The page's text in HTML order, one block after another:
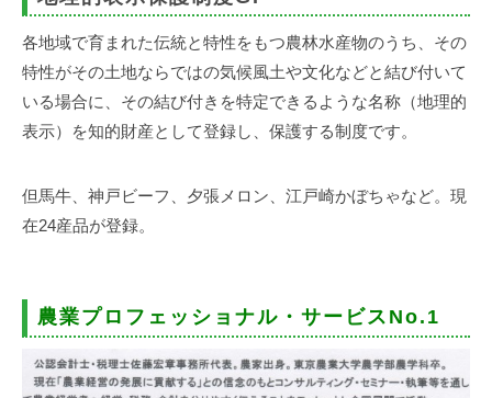
各地域で育まれた伝統と特性をもつ農林水産物のうち、その
特性がその土地ならではの気候風土や文化などと結び付いて
いる場合に、その結び付きを特定できるような名称（地理的
表示）を知的財産として登録し、保護する制度です。
但馬牛、神戸ビーフ、夕張メロン、江戸崎かぼちゃなど。現
在24産品が登録。
農業プロフェッショナル・サービスNo.1